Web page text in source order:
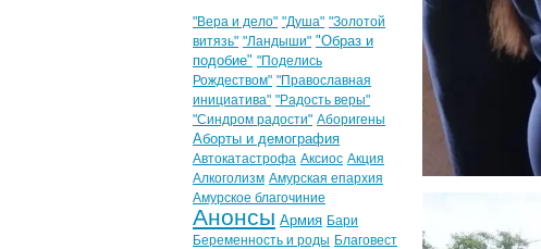
"Вера и дело" "Душа" "Золотой
витязь" "Ландыши" "Образ и
подобие" "Поделись
Рождеством" "Православная
инициатива" "Радость веры"
"Синдром радости" Аборигены
Аборты и демография
Автокатастрофа Аксиос Акция
Алкоголизм Амурская епархия
Амурское благочиние
Анонсы Армия Бари
Беременность и роды Благовест